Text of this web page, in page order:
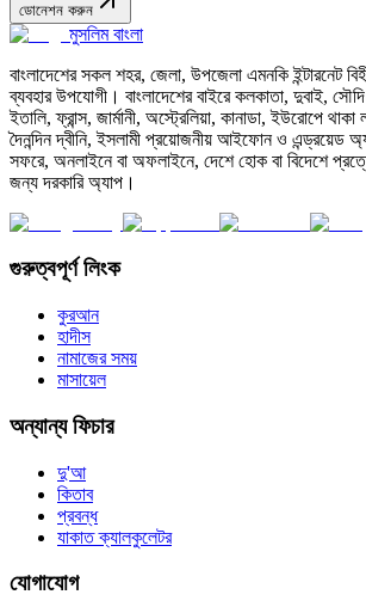
ডোনেশন করুন
মুসলিম বাংলা
বাংলাদেশের সকল শহর, জেলা, উপজেলা এমনকি ইন্টারনেট
ব্যবহার উপযোগী। বাংলাদেশের বাইরে কলকাতা, দুবাই,
ইতালি, ফ্রান্স, জার্মানী, অস্ট্রেলিয়া, কানাডা, ইউরোপে থাকা
দৈনন্দিন দ্বীনি, ইসলামী প্রয়োজনীয় আইফোন ও এন্ড্রয়েড
সফরে, অনলাইনে বা অফলাইনে, দেশে হোক বা বিদেশে
জন্য দরকারি অ্যাপ।
গুরুত্বপূর্ণ লিংক
কুরআন
হাদীস
নামাজের সময়
মাসায়েল
অন্যান্য ফিচার
দু'আ
কিতাব
প্রবন্ধ
যাকাত ক্যালকুলেটর
যোগাযোগ